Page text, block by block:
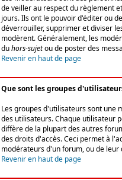
de veiller au respect du règlement
jours. Ils ont le pouvoir d'éditer ou
déverrouiller, supprimer et diviser
modèrent. Généralement, les
duhors-sujetou de poster des
Revenir en haut de page
Que sont les groupes
Les groupes d'utilisateurs sont
des utilisateurs. Chaque utilisateur
diffère de la plupart des autres
des droits d'accès. Ceci permet à
modérateurs d'un forum, ou de
Revenir en haut de page